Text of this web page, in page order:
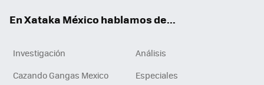
En Xataka México hablamos de...
Investigación
Análisis
Cazando Gangas Mexico
Especiales